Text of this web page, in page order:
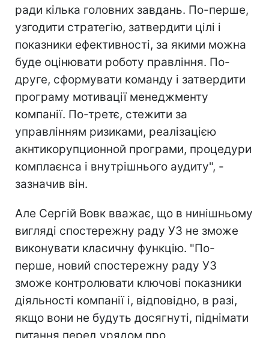
ради кілька головних завдань. По-перше,
узгодити стратегію, затвердити цілі і
показники ефективності, за якими можна
буде оцінювати роботу правління. По-
друге, сформувати команду і затвердити
програму мотивації менеджменту
компанії. По-третє, стежити за
управлінням ризиками, реалізацією
акнтикорупционной програми, процедури
комплаєнса і внутрішнього аудиту", -
зазначив він.
Але Сергій Вовк вважає, що в нинішньому
вигляді спостережну раду УЗ не зможе
виконувати класичну функцію. "По-
перше, новий спостережну раду УЗ
зможе контролювати ключові показники
діяльності компанії і, відповідно, в разі,
якщо вони не будуть досягнуті, піднімати
питання перед урядом про